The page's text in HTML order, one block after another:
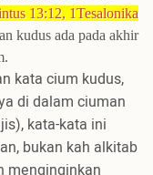
13:12, 1Tesalonika
kudus ada pada akhir
kata cium kudus,
di dalam ciuman
kata-kata ini
bukan kah alkitab
menginginkan